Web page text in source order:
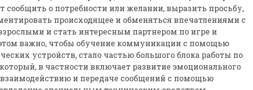
сообщить о потребности или желании, выразить просьбу,
происходящее и обменяться впечатлениями с
и стать интересным партнером по игре и
важно, чтобы обучение коммуникации с помощью
устройств, стало частью большого блока работы по
в частности включает развитие эмоционального
взаимодействию и передаче сообщений с помощью